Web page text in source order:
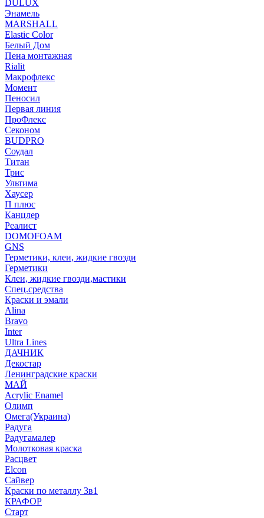
DULUX
Энамель
MARSHALL
Elastic Color
Белый Дом
Пена монтажная
Rialit
Макрофлекс
Момент
Пеносил
Первая линия
ПроФлекс
Секоном
BUDPRO
Соудал
Титан
Трис
Ультима
Хаусер
П плюс
Канцлер
Реалист
DOMOFOAM
GNS
Герметики, клеи, жидкие гвозди
Герметики
Клеи, жидкие гвозди,мастики
Спец.средства
Краски и эмали
Alina
Bravo
Inter
Ultra Lines
ДАЧНИК
Декостар
Ленинградские краски
МАЙ
Acrylic Enamel
Олимп
Омега(Украина)
Радуга
Радугамалер
Молотковая краска
Расцвет
Elcon
Сайвер
Краски по металлу 3в1
КРАФОР
Старт